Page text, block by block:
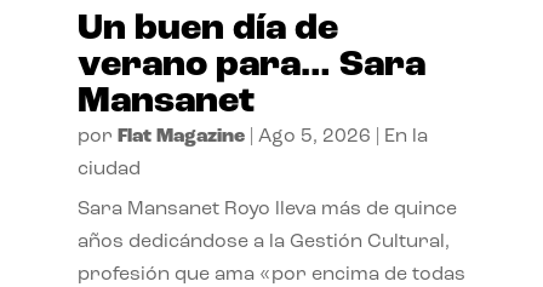
Un buen día de
verano para… Sara
Mansanet
por Flat Magazine| Ago 5, 2026
En la
ciudad
Sara Mansanet Royo lleva más de quince
años dedicándose a la Gestión Cultural,
profesión que ama «por encima de todas